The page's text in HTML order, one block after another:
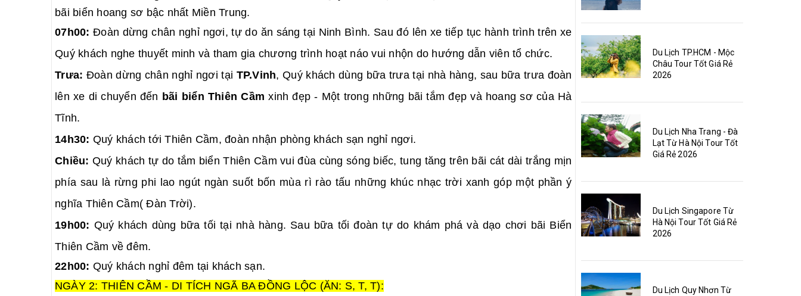
bãi biển hoang sơ bậc nhất Miền Trung.
07h00: Đoàn dừng chân nghỉ ngơi, tự do ăn sáng tại Ninh Bình. Sau đó lên xe tiếp tục hành trình trên xe
Quý khách nghe thuyết minh và tham gia chương trình hoạt náo vui nhộn do hướng dẫn viên tổ chức.
Trưa: Đoàn dừng chân nghỉ ngơi tại TP.Vinh, Quý khách dùng bữa trưa tại nhà hàng, sau bữa trưa đoàn
lên xe di chuyển đến bãi biển Thiên Cầm xinh đẹp - Một trong những bãi tắm đẹp và hoang sơ của Hà
Tĩnh.
14h30: Quý khách tới Thiên Cầm, đoàn nhận phòng khách sạn nghỉ ngơi.
Chiều: Quý khách tự do tắm biển Thiên Cầm vui đùa cùng sóng biếc, tung tăng trên bãi cát dài trắng mịn
phía sau là rừng phi lao ngút ngàn suốt bốn mùa rì rào tấu những khúc nhạc trời xanh góp một phần ý
nghĩa Thiên Cầm( Đàn Trời).
19h00: Quý khách dùng bữa tối tại nhà hàng. Sau bữa tối đoàn tự do khám phá và dạo chơi bãi Biển
Thiên Cầm về đêm.
22h00: Quý khách nghỉ đêm tại khách sạn.
NGÀY 2: THIÊN CẦM - DI TÍCH NGÃ BA ĐỒNG LỘC (ĂN: S, T, T):
Du Lịch TP.HCM - Mộc
Châu Tour Tốt Giá Rẻ
2026
Du Lịch Nha Trang - Đà
Lạt Từ Hà Nội Tour Tốt
Giá Rẻ 2026
Du Lịch Singapore Từ
Hà Nội Tour Tốt Giá Rẻ
2026
Du Lịch Quy Nhơn Từ